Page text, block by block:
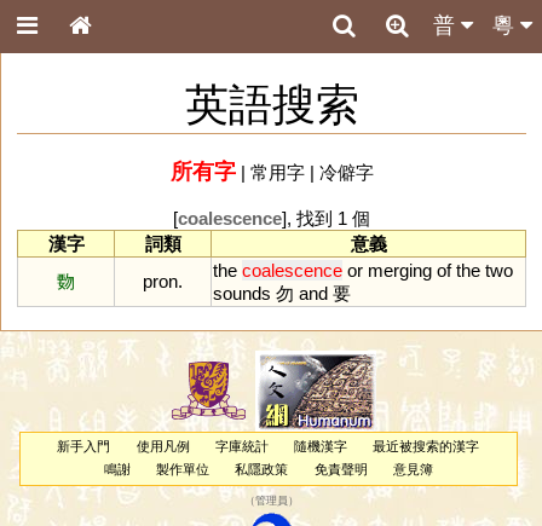
粵
普
英語搜索
所有字| 常用字| 冷僻字
[coalescence], 找到 1 個
漢字
詞類
意義
覅
pron.
the coalescence or merging of the two
sounds 勿 and 要
新手入門 使用凡例 字庫統計 隨機漢字
最近被搜索的漢字
鳴謝
製作單位 私隱政策 免責聲明 意見簿
（管理員 ）